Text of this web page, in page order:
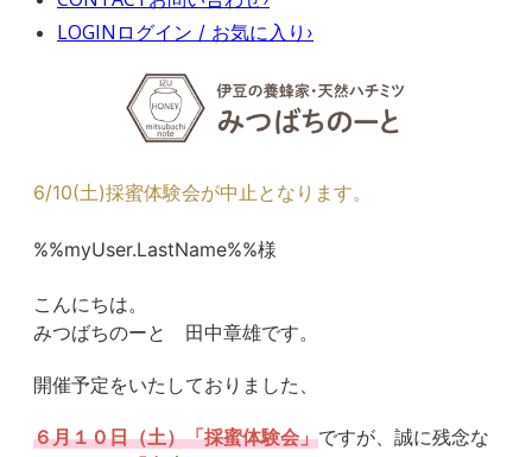
LOGIN ログイン / お気に入り ›
6/10(土)採蜜体験会が中止となります。
%%myUser.LastName%%様
こんにちは。
みつばちのーと 田中章雄です。
開催予定をいたしておりました、
６月１０日（土）「採蜜体験会」ですが、誠に残念な